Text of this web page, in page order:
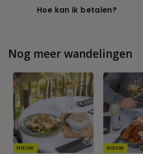
Hoe kan ik betalen?
Nog meer wandelingen
NIEUW NIEUW